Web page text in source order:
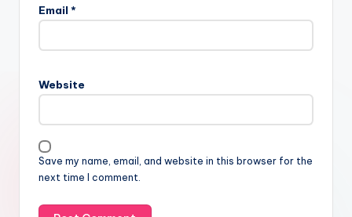
Email *
Website
Save my name, email, and website in this browser for the
next time I comment.